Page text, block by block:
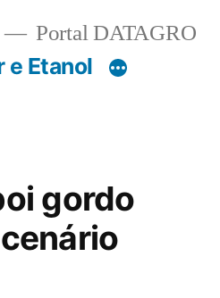
Portal DATAGRO
e Etanol
gordo